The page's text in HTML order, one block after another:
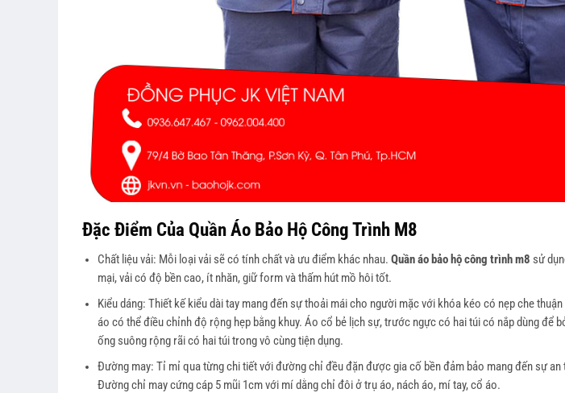
Đặc Điểm Của Quần Áo Bảo Hộ Công Trình M8
Chất liệu vải: Mỗi loại vải sẽ có tính chất và ưu điểm khác nhau. Quần áo bảo hộ công trình m8 sử
mại, vải có độ bền cao, ít nhăn, giữ form và thấm hút mồ hôi tốt.
Kiểu dáng: Thiết kế kiểu dài tay mang đến sự thoải mái cho người mặc với khóa kéo có nẹp che
áo có thể điều chỉnh độ rộng hẹp bằng khuy. Áo cổ bẻ lịch sự, trước ngực có hai túi có nắp dùng để
ống suông rộng rãi có hai túi trong vô cùng tiện dụng.
Đường may: Tỉ mỉ qua từng chi tiết với đường chỉ đều đặn được gia cố bền đảm bảo mang đến sự an
Đường chỉ may cứng cáp 5 mũi 1cm với mí dằng chỉ đôi ở trụ áo, nách áo, mí tay, cổ áo.